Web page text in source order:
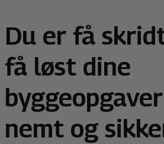
Du er få
få løst dine
nemt og